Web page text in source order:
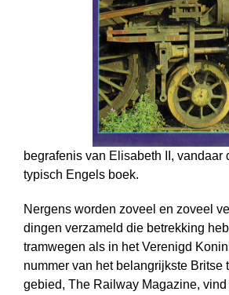
begrafenis van Elisabeth II, vandaar
typisch Engels boek.
Nergens worden zoveel en zoveel
dingen verzameld die betrekking
tramwegen als in het Verenigd
nummer van het belangrijkste Britse
gebied, The Railway Magazine,